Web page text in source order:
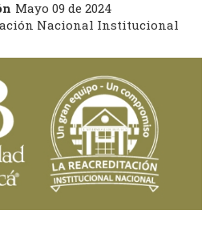
Mayo 09 de 2024
Nacional Institucional